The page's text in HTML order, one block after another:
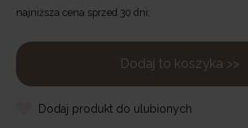
najniższa cena sprzed 30 dni:
Dodaj to koszyka >>
Dodaj produkt do ulubionych